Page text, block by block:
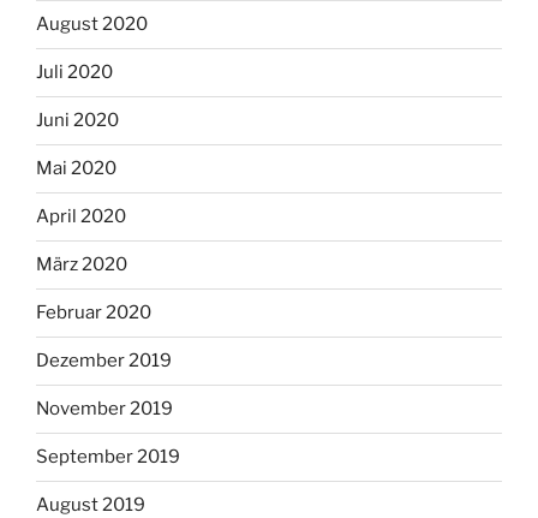
August 2020
Juli 2020
Juni 2020
Mai 2020
April 2020
März 2020
Februar 2020
Dezember 2019
November 2019
September 2019
August 2019